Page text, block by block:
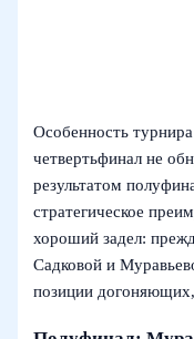
Особенность
четвертьфинал не
результатом
стратегическое
хороший задел:
Садковой и
позиции